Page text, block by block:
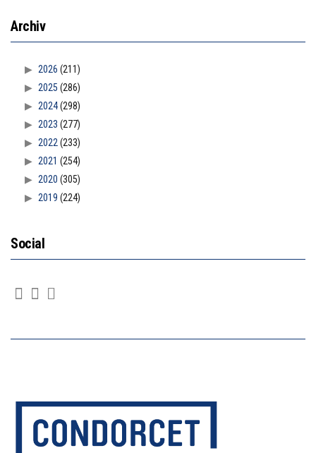
Archiv
2026 (211)
2025 (286)
2024(298)
2023 (277)
2022(233)
2021 (254)
2020 (305)
2019 (224)
Social